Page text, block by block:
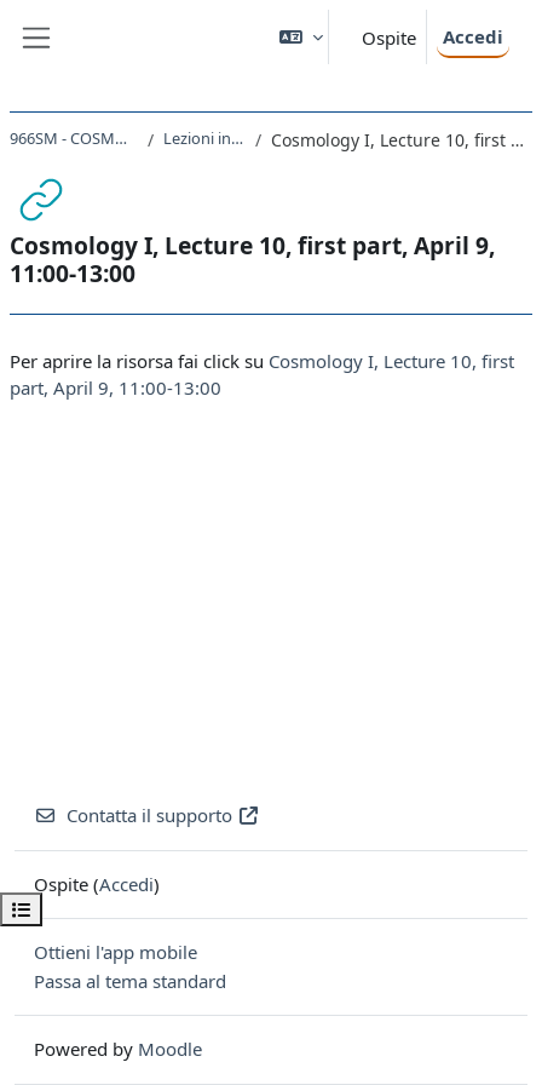
Ospite Accedi
Apri indice del corso
966SM - COSMOLOGIA I 2020 Lezioni in streaming Cosmology I, Lecture 10, first part, April 9, 11:00-13:00
Cosmology I, Lecture 10, first part, April 9,
11:00-13:00
Per aprire la risorsa fai click su Cosmology I, Lecture 10, first
part, April 9, 11:00-13:00
Contatta il supporto
Ospite (Accedi)
Ottieni l'app mobile
Passa al tema standard
Powered by Moodle